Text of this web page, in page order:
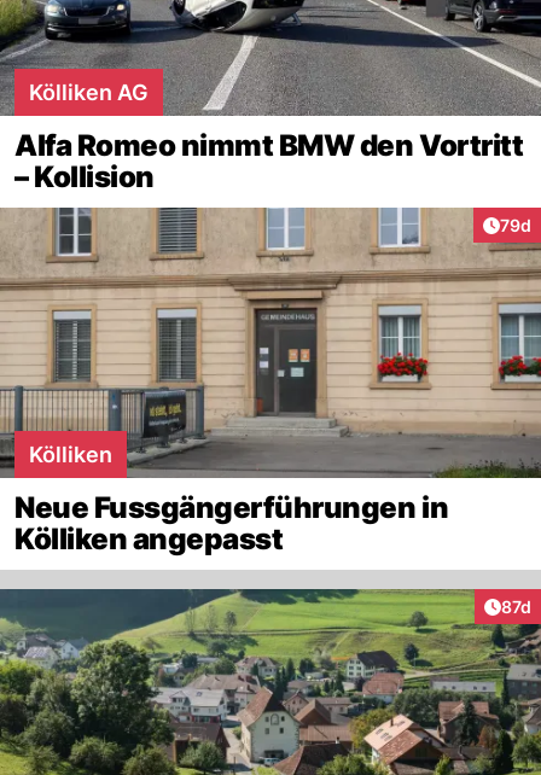
Kölliken AG
Alfa Romeo nimmt BMW den Vortritt
– Kollision
79d
Kölliken
Neue Fussgängerführungen in
Kölliken angepasst
87d